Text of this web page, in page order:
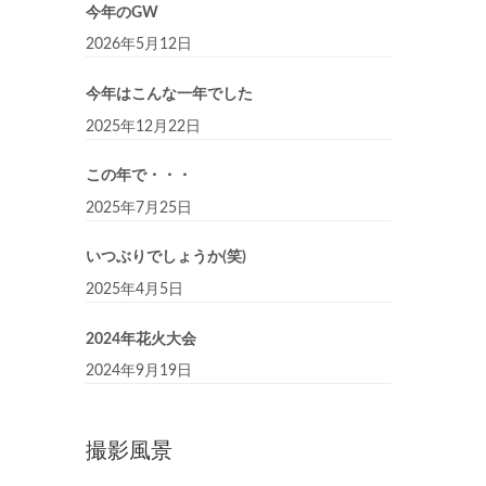
今年のGW
2026年5月12日
今年はこんな一年でした
2025年12月22日
この年で・・・
2025年7月25日
いつぶりでしょうか(笑)
2025年4月5日
2024年花火大会
2024年9月19日
撮影風景